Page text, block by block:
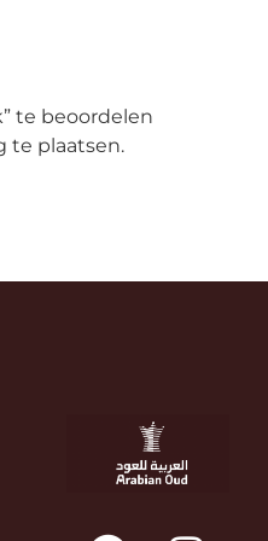
te beoordelen
te plaatsen.